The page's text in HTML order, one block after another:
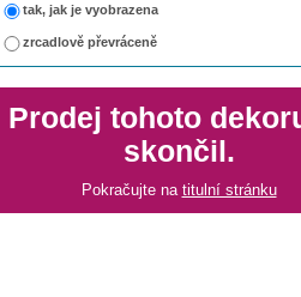
tak, jak je vyobrazena
zrcadlově převráceně
Prodej tohoto
skončil.
Pokračujte na titulní stránku